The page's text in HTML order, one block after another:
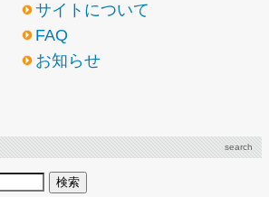
サイトについて
FAQ
お知らせ
search